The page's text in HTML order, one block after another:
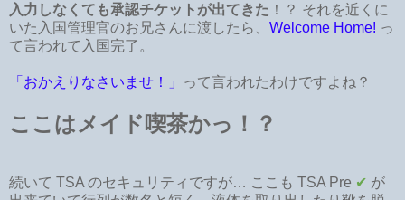
入力しなくても承認チケットが出てきた ！？ それを近くに
いた入国管理官のお兄さんに渡したら、 Welcome Home! っ
て言われて入国完了。
「おかえりなさいませ！」 って言われたわけですよね？
ここはメイド喫茶かっ！？
続いて TSA のセキュリティですが… ここも TSA Pre ✔ が